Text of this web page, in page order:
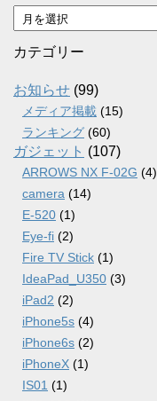
ア
ー
カ
ブ
カテゴリー
お知らせ (99)
メディア掲載 (15)
ランキング (60)
ガジェット (107)
ARROWS NX F-02G (4)
camera (14)
E-520 (1)
Eye-fi (2)
Fire TV Stick (1)
IdeaPad_U350 (3)
iPad2 (2)
iPhone5s (4)
iPhone6s (2)
iPhoneX (1)
IS01 (1)